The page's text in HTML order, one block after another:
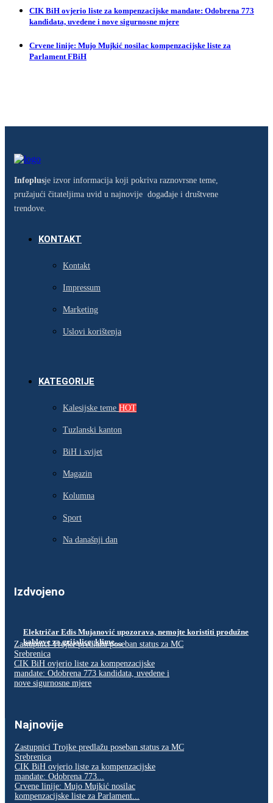
CIK BiH ovjerio liste za kompenzacijske mandate: Odobrena 773
kandidata, uvedene i nove sigurnosne mjere
Crvene linije: Mujo Mujkić nosilac kompenzacijske liste za
Parlament FBiH
Infoplusje izvor informacija koji pokriva raznovrsne teme,
pružajući čitateljima uvid u najnovije događaje i društvene
trendove.
KONTAKT
Kontakt
Impressum
Marketing
Uslovi korištenja
KATEGORIJE
Kalesijske teme HOT
Tuzlanski kanton
BiH i svijet
Magazin
Kolumna
Sport
Na današnji dan
Izdvojeno
Električar Edis Mujanović upozorava, nemojte koristiti produžne
kablove za grijalice, klime…
Zastupnici Trojke predlažu poseban status za MC
Srebrenica
CIK BiH ovjerio liste za kompenzacijske
mandate: Odobrena 773 kandidata, uvedene i
nove sigurnosne mjere
Najnovije
Zastupnici Trojke predlažu poseban status za MC
Srebrenica
CIK BiH ovjerio liste za kompenzacijske
mandate: Odobrena 773...
Crvene linije: Mujo Mujkić nosilac
kompenzacijske liste za Parlament...